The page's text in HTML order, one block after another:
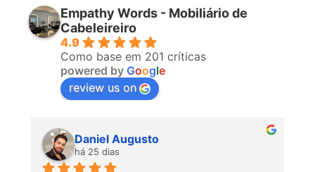
Empathy Words - Mobiliário de
Cabeleireiro
4.9
Como base em 201 críticas
powered by Google
review us on
Daniel Augusto
há 25 dias